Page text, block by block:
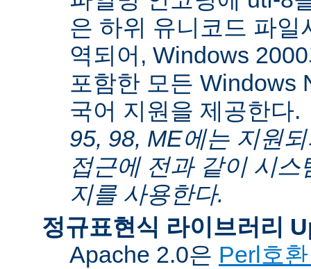
은 하위 유니코드 파일
역되어, Windows
포함한 모든 Windows
국어 지원을 제공한다.
95, 98, ME에는 지원
접근에 전과 같이 시
지를 사용한다.
정규표현식 라이브러리
Apache 2.0은 Perl호